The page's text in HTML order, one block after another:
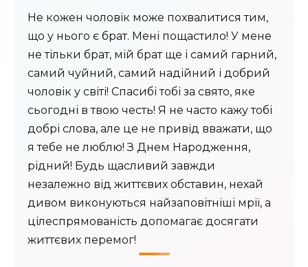
Не кожен чоловік може похвалитися тим,
що у нього є брат. Мені пощастило! У мене
не тільки брат, мій брат ще і самий гарний,
самий чуйний, самий надійний і добрий
чоловік у світі! Спасибі тобі за свято, яке
сьогодні в твою честь! Я не часто кажу тобі
добрі слова, але це не привід вважати, що
я тебе не люблю! З Днем Народження,
рідний! Будь щасливий завжди
незалежно від життєвих обставин, нехай
дивом виконуються найзаповітніші мрії, а
цілеспрямованість допомагає досягати
життєвих перемог!